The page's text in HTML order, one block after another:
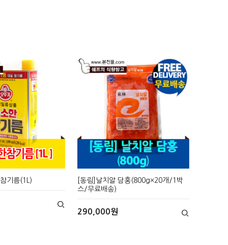
기름(1L)
[동림]날치알 담홍(800g×20개/1박
스/무료배송)
290,000원